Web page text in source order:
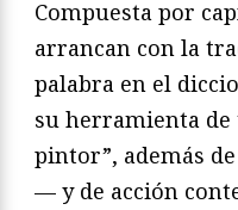
Compuesta por
arrancan con la
palabra en el
su herramienta de
pintor”­, además
— y de acción